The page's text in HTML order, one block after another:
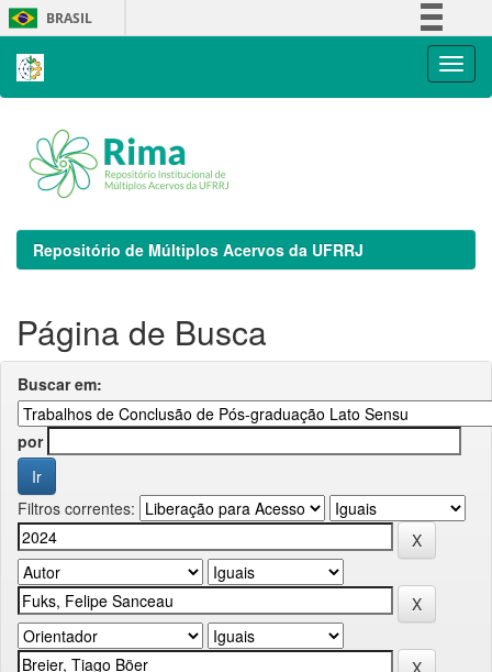
Skip
navigation
BRASIL
Repositório de Múltiplos Acervos da UFRRJ
Página de Busca
Buscar em:
por
Filtros correntes: